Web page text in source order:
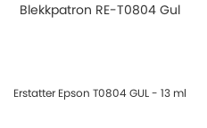
Blekkpatron RE-T0804 Gul
Erstatter Epson T0804 GUL - 13 ml